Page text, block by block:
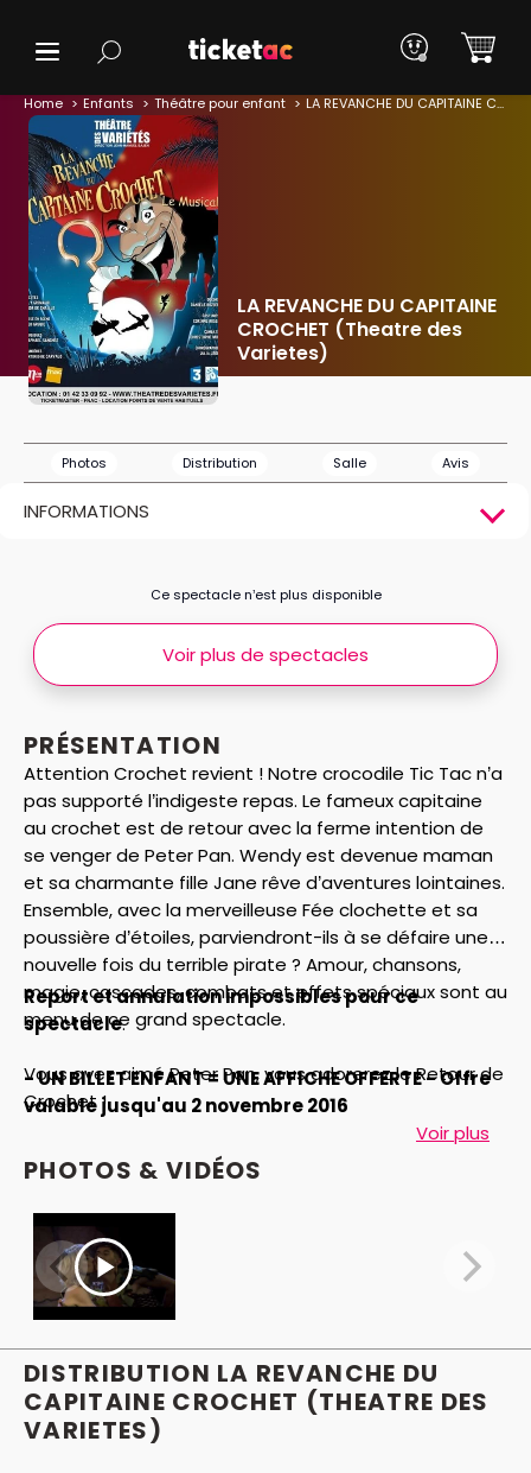
Home Enfants Théâtre pour enfant LA REVANCHE DU CAPITAINE CROCHET (Theatre des Varietes)
LA REVANCHE DU CAPITAINE
CROCHET (Theatre des
Varietes)
Photos Distribution Salle Avis
INFORMATIONS
PRÉSENTATION
Attention Crochet revient ! Notre crocodile Tic Tac n’a
pas supporté l’indigeste repas. Le fameux capitaine
au crochet est de retour avec la ferme intention de
se venger de Peter Pan. Wendy est devenue maman
et sa charmante fille Jane rêve d’aventures lointaines.
Ensemble, avec la merveilleuse Fée clochette et sa
poussière d’étoiles, parviendront-ils à se défaire une
nouvelle fois du terrible pirate ? Amour, chansons,
magie, cascades, combats et effets spéciaux sont au
menu de ce grand spectacle.
Vous avez aimé Peter Pan, vous adorerez le Retour de
Crochet !
Mais attention un crocodile peut en cacher un autre...
-
Report et annulation impossibles pour ce
spectacle.
- UN BILLET ENFANT = UNE AFFICHE OFFERTE - Offre
valable jusqu'au 2 novembre 2016
Voir plus
Ce spectacle n’est plus disponible
Voir plus de spectacles
PHOTOS & VIDÉOS
DISTRIBUTION LA REVANCHE DU
CAPITAINE CROCHET (THEATRE DES
VARIETES)